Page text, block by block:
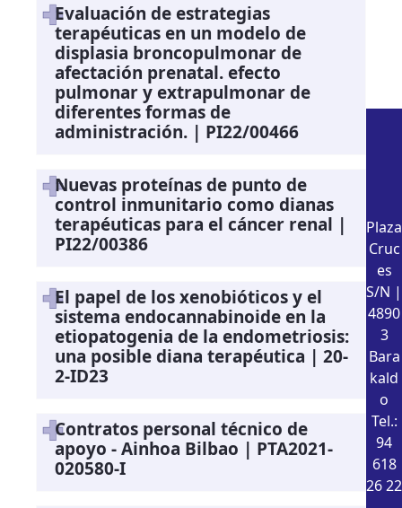
Evaluación de estrategias
terapéuticas en un modelo de
displasia broncopulmonar de
afectación prenatal. efecto
pulmonar y extrapulmonar de
diferentes formas de
administración. | PI22/00466
Nuevas proteínas de punto de
control inmunitario como dianas
terapéuticas para el cáncer renal |
PI22/00386
El papel de los xenobióticos y el
sistema endocannabinoide en la
etiopatogenia de la endometriosis:
una posible diana terapéutica | 20-
2-ID23
Contratos personal técnico de
apoyo - Ainhoa Bilbao | PTA2021-
020580-I
Plaza
Cruc
es
S/N |
4890
3
Bara
kald
o
Tel.:
94
618
26 22